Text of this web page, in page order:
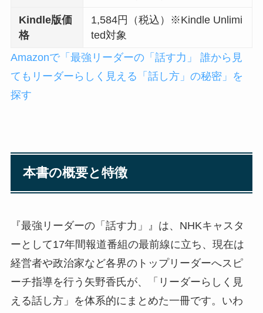
Kindle版価
格
1,584円（税込）※Kindle Unlimi
ted対象
Amazonで「最強リーダーの「話す力」 誰から見
てもリーダーらしく見える「話し方」の秘密」を
探す
本書の概要と特徴
『最強リーダーの「話す力」』は、NHKキャスタ
ーとして17年間報道番組の最前線に立ち、現在は
経営者や政治家など各界のトップリーダーへスピ
ーチ指導を行う矢野香氏が、「リーダーらしく見
える話し方」を体系的にまとめた一冊です。いわ